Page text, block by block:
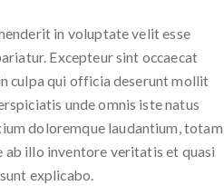
in voluptate velit esse
Excepteur sint occaecat
culpa qui officia deserunt mollit
unde omnis iste natus
doloremque laudantium, totam
ab illo inventore veritatis et quasi
explicabo.